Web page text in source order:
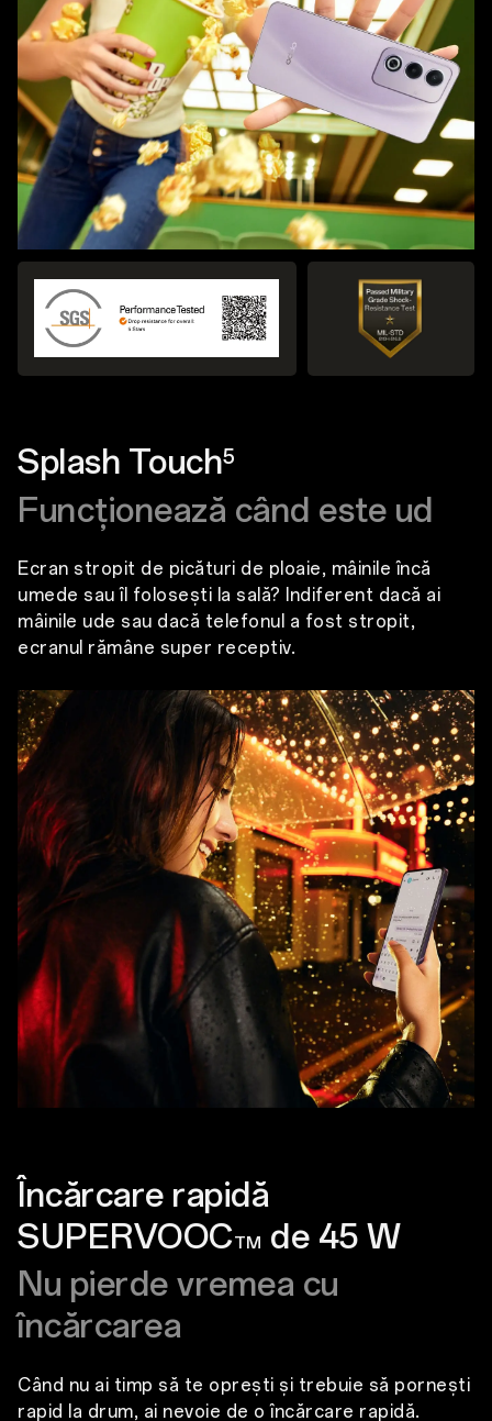
Splash Touch5
Funcționează când este ud
Ecran stropit de picături de ploaie, mâinile încă
umede sau îl folosești la sală? Indiferent dacă ai
mâinile ude sau dacă telefonul a fost stropit,
ecranul rămâne super receptiv.
Încărcare rapidă
SUPERVOOCTM de 45 W
Nu pierde vremea cu
încărcarea
Când nu ai timp să te oprești și trebuie să pornești
rapid la drum, ai nevoie de o încărcare rapidă.